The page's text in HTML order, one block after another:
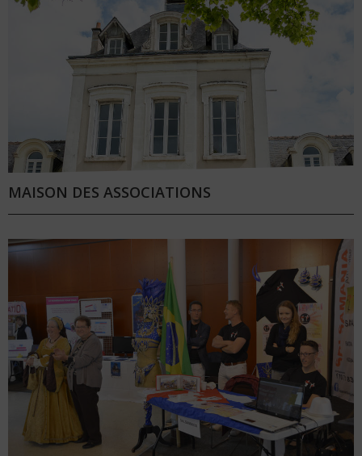
MAISON DES ASSOCIATIONS